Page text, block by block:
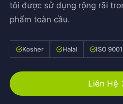
tôi được sử dụng rộng rãi
phẩm toàn cầu.
Kosher Halal ISO 9001
Liên Hệ